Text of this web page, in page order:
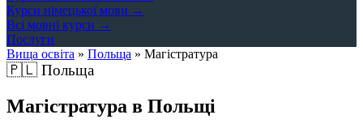
Курси німецької мови →
Всі мовні курси →
Послуги
Вища освіта » Польща » Магістратура
🇵🇱Польща
Магістратура в Польщі